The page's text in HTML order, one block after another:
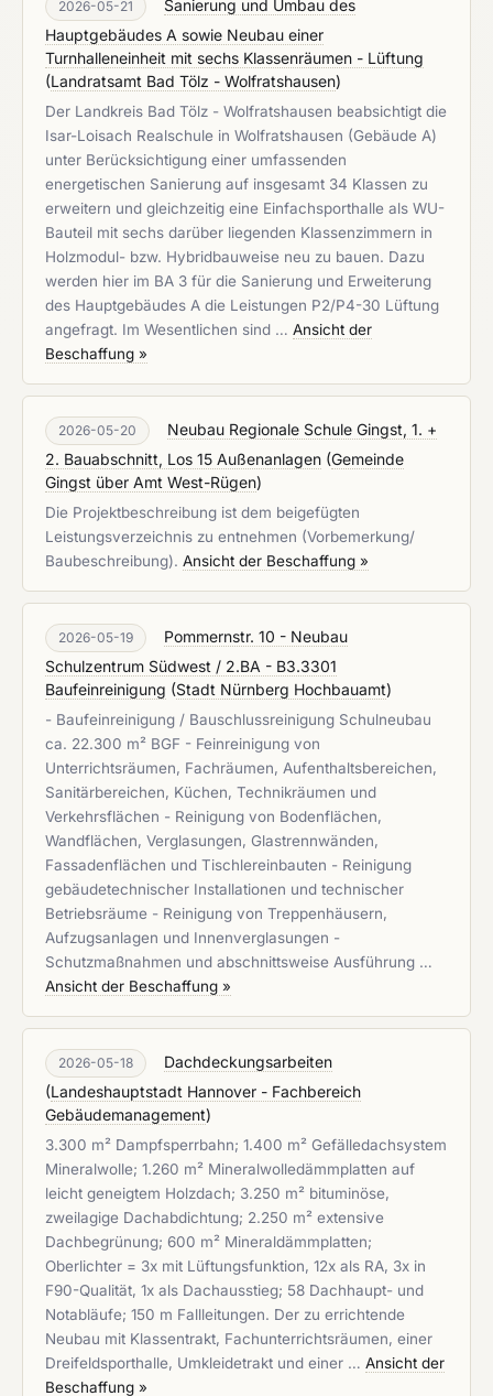
2026-05-21
Sanierung und Umbau des
Hauptgebäudes A sowie Neubau einer
Turnhalleneinheit mit sechs Klassenräumen - Lüftung
(Landratsamt Bad Tölz - Wolfratshausen)
Der Landkreis Bad Tölz - Wolfratshausen beabsichtigt die
Isar-Loisach Realschule in Wolfratshausen (Gebäude A)
unter Berücksichtigung einer umfassenden
energetischen Sanierung auf insgesamt 34 Klassen zu
erweitern und gleichzeitig eine Einfachsporthalle als WU-
Bauteil mit sechs darüber liegenden Klassenzimmern in
Holzmodul- bzw. Hybridbauweise neu zu bauen. Dazu
werden hier im BA 3 für die Sanierung und Erweiterung
des Hauptgebäudes A die Leistungen P2/P4-30 Lüftung
angefragt. Im Wesentlichen sind … Ansicht der
Beschaffung »
2026-05-20
Neubau Regionale Schule Gingst, 1. +
2. Bauabschnitt, Los 15 Außenanlagen (Gemeinde
Gingst über Amt West-Rügen)
Die Projektbeschreibung ist dem beigefügten
Leistungsverzeichnis zu entnehmen (Vorbemerkung/
Baubeschreibung). Ansicht der Beschaffung »
2026-05-19
Pommernstr. 10 - Neubau
Schulzentrum Südwest / 2.BA - B3.3301
Baufeinreinigung (Stadt Nürnberg Hochbauamt)
- Baufeinreinigung / Bauschlussreinigung Schulneubau
ca. 22.300 m² BGF - Feinreinigung von
Unterrichtsräumen, Fachräumen, Aufenthaltsbereichen,
Sanitärbereichen, Küchen, Technikräumen und
Verkehrsflächen - Reinigung von Bodenflächen,
Wandflächen, Verglasungen, Glastrennwänden,
Fassadenflächen und Tischlereinbauten - Reinigung
gebäudetechnischer Installationen und technischer
Betriebsräume - Reinigung von Treppenhäusern,
Aufzugsanlagen und Innenverglasungen -
Schutzmaßnahmen und abschnittsweise Ausführung …
Ansicht der Beschaffung »
2026-05-18
Dachdeckungsarbeiten
(Landeshauptstadt Hannover - Fachbereich
Gebäudemanagement)
3.300 m² Dampfsperrbahn; 1.400 m² Gefälledachsystem
Mineralwolle; 1.260 m² Mineralwolledämmplatten auf
leicht geneigtem Holzdach; 3.250 m² bituminöse,
zweilagige Dachabdichtung; 2.250 m² extensive
Dachbegrünung; 600 m² Mineraldämmplatten;
Oberlichter = 3x mit Lüftungsfunktion, 12x als RA, 3x in
F90-Qualität, 1x als Dachausstieg; 58 Dachhaupt- und
Notabläufe; 150 m Fallleitungen. Der zu errichtende
Neubau mit Klassentrakt, Fachunterrichtsräumen, einer
Dreifeldsporthalle, Umkleidetrakt und einer … Ansicht der
Beschaffung »